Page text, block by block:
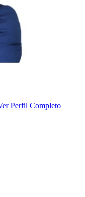
Perfil Completo